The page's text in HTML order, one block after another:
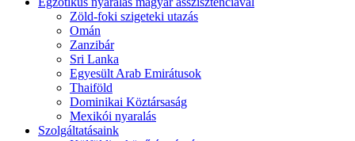
Zöld-foki szigeteki utazás
Omán
Zanzibár
Sri Lanka
Egyesült Arab Emirátusok
Thaiföld
Dominikai Köztársaság
Mexikói nyaralás
Szolgáltatásaink